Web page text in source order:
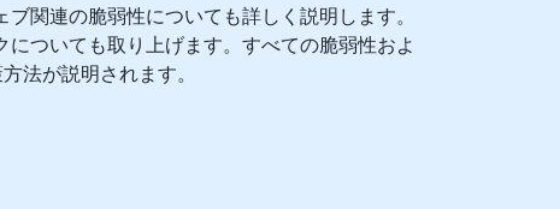
関連の脆弱性についても詳しく説明します。
ついても取り上げます。すべての脆弱性およ
法が説明されます。